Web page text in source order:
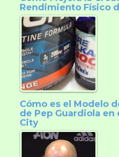
Rendimiento Físico
Cómo es el Modelo
de Pep Guardiola en
City